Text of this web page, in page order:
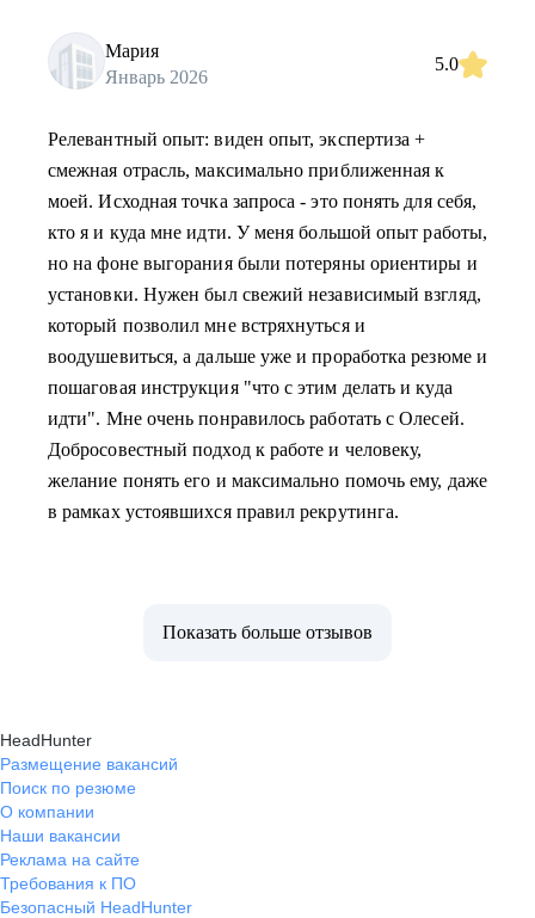
Мария
Январь 2026
5.0
Релевантный опыт: виден опыт, экспертиза +
смежная отрасль, максимально приближенная к
моей. Исходная точка запроса - это понять для себя,
кто я и куда мне идти. У меня большой опыт работы,
но на фоне выгорания были потеряны ориентиры и
установки. Нужен был свежий независимый взгляд,
который позволил мне встряхнуться и
воодушевиться, а дальше уже и проработка резюме и
пошаговая инструкция "что с этим делать и куда
идти". Мне очень понравилось работать с Олесей.
Добросовестный подход к работе и человеку,
желание понять его и максимально помочь ему, даже
в рамках устоявшихся правил рекрутинга.
Показать больше отзывов
HeadHunter
Размещение вакансий
Поиск по резюме
О компании
Наши вакансии
Реклама на сайте
Требования к ПО
Безопасный HeadHunter